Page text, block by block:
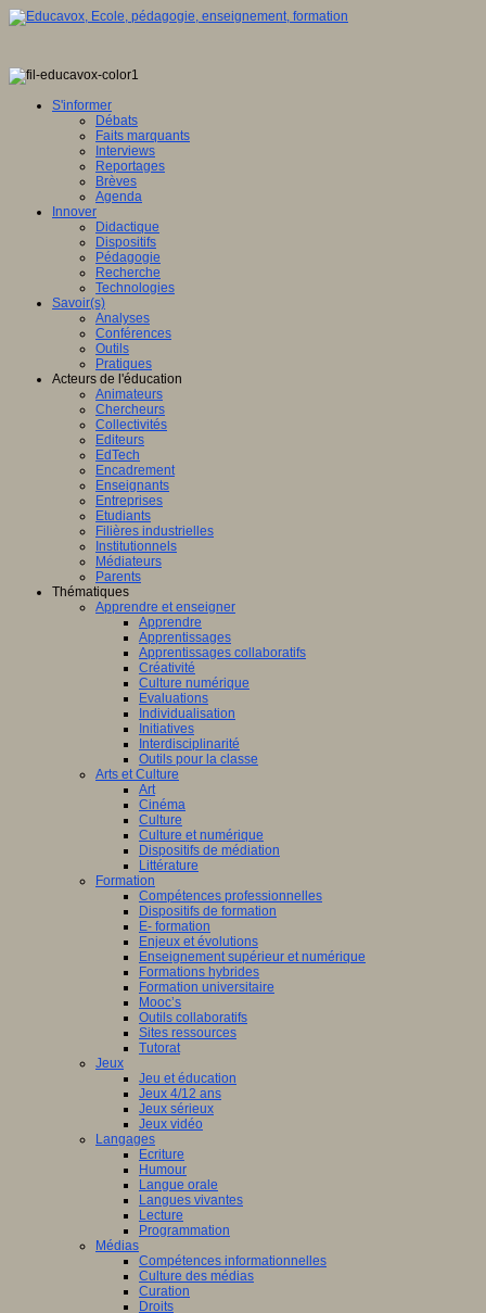
S'informer
Débats
Faits marquants
Interviews
Reportages
Brèves
Agenda
Innover
Didactique
Dispositifs
Pédagogie
Recherche
Technologies
Savoir(s)
Analyses
Conférences
Outils
Pratiques
Acteurs de l'éducation
Animateurs
Chercheurs
Collectivités
Editeurs
EdTech
Encadrement
Enseignants
Entreprises
Etudiants
Filières industrielles
Institutionnels
Médiateurs
Parents
Thématiques
Apprendre et enseigner
Apprendre
Apprentissages
Apprentissages collaboratifs
Créativité
Culture numérique
Evaluations
Individualisation
Initiatives
Interdisciplinarité
Outils pour la classe
Arts et Culture
Art
Cinéma
Culture
Culture et numérique
Dispositifs de médiation
Littérature
Formation
Compétences professionnelles
Dispositifs de formation
E- formation
Enjeux et évolutions
Enseignement supérieur et numérique
Formations hybrides
Formation universitaire
Mooc’s
Outils collaboratifs
Sites ressources
Tutorat
Jeux
Jeu et éducation
Jeux 4/12 ans
Jeux sérieux
Jeux vidéo
Langages
Ecriture
Humour
Langue orale
Langues vivantes
Lecture
Programmation
Médias
Compétences informationnelles
Culture des médias
Curation
Droits